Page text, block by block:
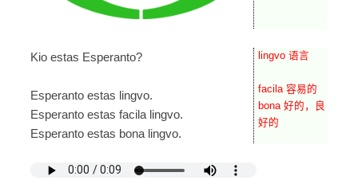
Kio estas Esperanto?
Esperanto estas lingvo.
Esperanto estas facila lingvo.
Esperanto estas bona lingvo.
lingvo 语言
facila 容易的
bona 好的，良
好的